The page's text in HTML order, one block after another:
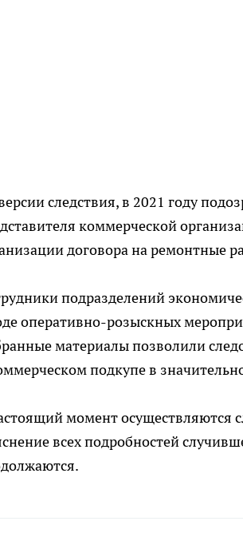
следствия, в 2021 году
коммерческой
договора на ремонтные
подразделений
оперативно-розыскных
материалы позволили
подкупе в
момент осуществляются
всех подробностей